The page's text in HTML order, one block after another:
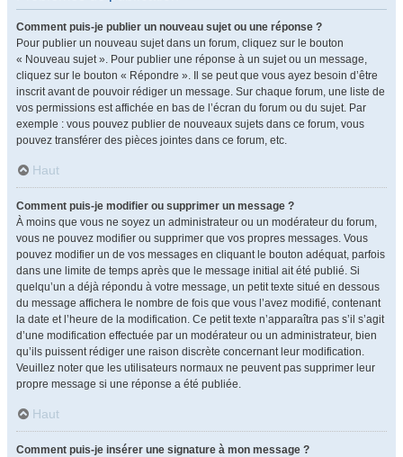
Comment puis-je publier un nouveau sujet ou une réponse ?
Pour publier un nouveau sujet dans un forum, cliquez sur le bouton
« Nouveau sujet ». Pour publier une réponse à un sujet ou un message,
cliquez sur le bouton « Répondre ». Il se peut que vous ayez besoin d’être
inscrit avant de pouvoir rédiger un message. Sur chaque forum, une liste de
vos permissions est affichée en bas de l’écran du forum ou du sujet. Par
exemple : vous pouvez publier de nouveaux sujets dans ce forum, vous
pouvez transférer des pièces jointes dans ce forum, etc.
Haut
Comment puis-je modifier ou supprimer un message ?
À moins que vous ne soyez un administrateur ou un modérateur du forum,
vous ne pouvez modifier ou supprimer que vos propres messages. Vous
pouvez modifier un de vos messages en cliquant le bouton adéquat, parfois
dans une limite de temps après que le message initial ait été publié. Si
quelqu’un a déjà répondu à votre message, un petit texte situé en dessous
du message affichera le nombre de fois que vous l’avez modifié, contenant
la date et l’heure de la modification. Ce petit texte n’apparaîtra pas s’il s’agit
d’une modification effectuée par un modérateur ou un administrateur, bien
qu’ils puissent rédiger une raison discrète concernant leur modification.
Veuillez noter que les utilisateurs normaux ne peuvent pas supprimer leur
propre message si une réponse a été publiée.
Haut
Comment puis-je insérer une signature à mon message ?